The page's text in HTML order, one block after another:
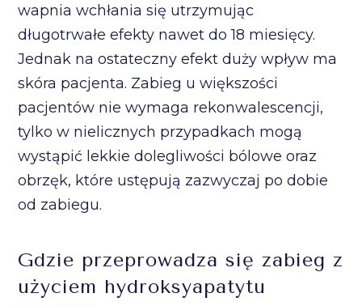
wapnia wchłania się utrzymując
długotrwałe efekty nawet do 18 miesięcy.
Jednak na ostateczny efekt duży wpływ ma
skóra pacjenta. Zabieg u większości
pacjentów nie wymaga rekonwalescencji,
tylko w nielicznych przypadkach mogą
wystąpić lekkie dolegliwości bólowe oraz
obrzęk, które ustępują zazwyczaj po dobie
od zabiegu.
Gdzie przeprowadza się zabieg z
użyciem hydroksyapatytu